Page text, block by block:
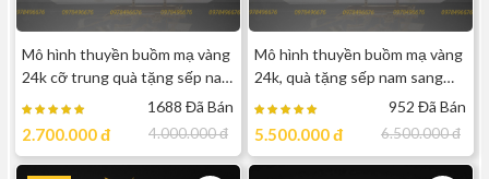
Mô hình thuyền buồm mạ vàng
24k cỡ trung quà tặng sếp nam
2
1688 Đã Bán
2.700.000đ 4.000.000đ
Mô hình thuyền buồm mạ vàng
24k, quà tặng sếp nam sang
trọng, đẳng cấp
952 Đã Bán
5.500.000đ 6.500.000đ